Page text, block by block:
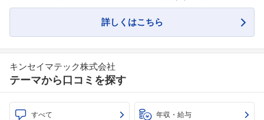
詳しくはこちら
キンセイマテック株式会社
テーマから口コミを探す
すべて 年収・給与